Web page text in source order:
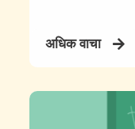
अधिक वाचा